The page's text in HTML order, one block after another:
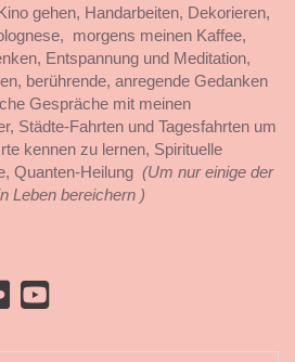
gehen, Handarbeiten, Dekorieren,
morgens meinen Kaffee,
Entspannung und Meditation,
berührende, anregende Gedanken
Gespräche mit meinen
Städte-Fahrten und Tagesfahrten um
kennen zu lernen, Spirituelle
Quanten-Heilung (Um nur einige der
Leben bereichern )